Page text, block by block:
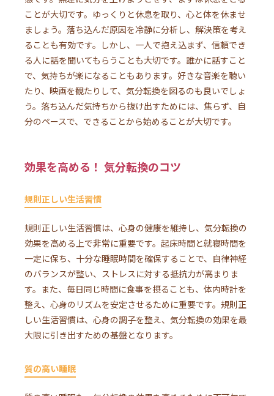
ことが大切です。ゆっくりと休息を取り、心と体を休ませ
ましょう。落ち込んだ原因を冷静に分析し、解決策を考え
ることも有効です。しかし、一人で抱え込まず、信頼でき
る人に話を聞いてもらうことも大切です。誰かに話すこと
で、気持ちが楽になることもあります。好きな音楽を聴い
たり、映画を観たりして、気分転換を図るのも良いでしょ
う。落ち込んだ気持ちから抜け出すためには、焦らず、自
分のペースで、できることから始めることが大切です。
効果を高める！ 気分転換のコツ
規則正しい生活習慣
規則正しい生活習慣は、心身の健康を維持し、気分転換の
効果を高める上で非常に重要です。起床時間と就寝時間を
一定に保ち、十分な睡眠時間を確保することで、自律神経
のバランスが整い、ストレスに対する抵抗力が高まりま
す。また、毎日同じ時間に食事を摂ることも、体内時計を
整え、心身のリズムを安定させるために重要です。規則正
しい生活習慣は、心身の調子を整え、気分転換の効果を最
大限に引き出すための基盤となります。
質の高い睡眠